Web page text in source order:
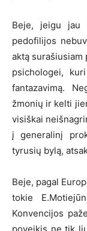
Beje, jeigu jau
pedofilijos
aktą
psichologei,
fantazavimą.
žmonių ir kelti
visiškai
į generalinį
tyrusių bylą,
Beje, pagal
tokie
Konvencijos
poveikis ne tik